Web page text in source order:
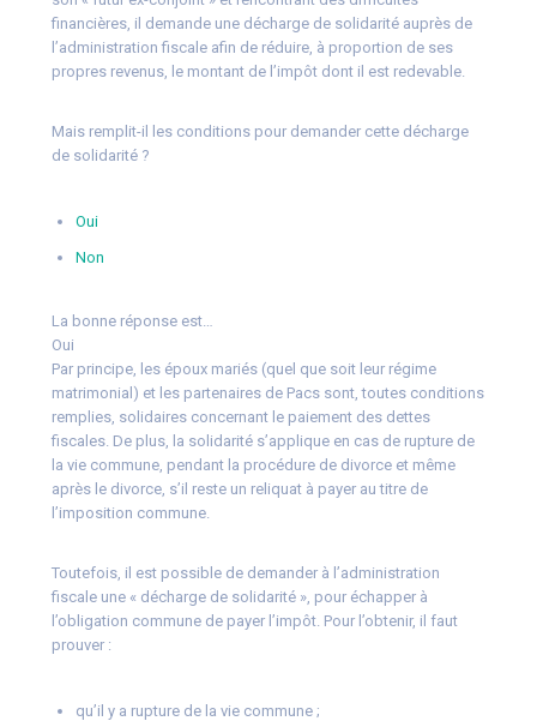
financières, il demande une décharge de solidarité auprès de
l’administration fiscale afin de réduire, à proportion de ses
propres revenus, le montant de l’impôt dont il est redevable.
Mais remplit-il les conditions pour demander cette décharge
de solidarité ?
Oui
Non
La bonne réponse est…
Oui
Par principe, les époux mariés (quel que soit leur régime
matrimonial) et les partenaires de Pacs sont, toutes conditions
remplies, solidaires concernant le paiement des dettes
fiscales. De plus, la solidarité s’applique en cas de rupture de
la vie commune, pendant la procédure de divorce et même
après le divorce, s’il reste un reliquat à payer au titre de
l’imposition commune.
Toutefois, il est possible de demander à l’administration
fiscale une « décharge de solidarité », pour échapper à
l’obligation commune de payer l’impôt. Pour l’obtenir, il faut
prouver :
qu’il y a rupture de la vie commune ;